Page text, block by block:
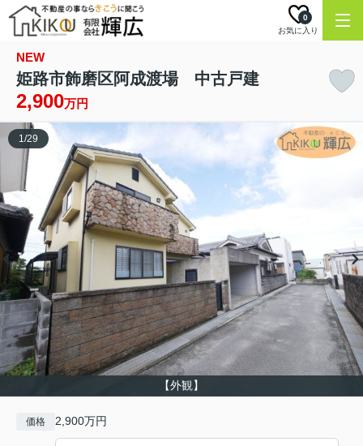
お気に入り
0
NEW
姫路市飾磨区阿成渡場 中古戸建
2,900万円
【外観】
1/29
価格 2,900万円